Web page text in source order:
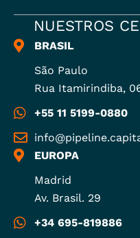
NUESTROS
BRASIL
São Paulo
Rua Itamirindiba,
+55 11 5199-0880
EUROPA
Madrid
Av. Brasil. 29
+34 695-819886